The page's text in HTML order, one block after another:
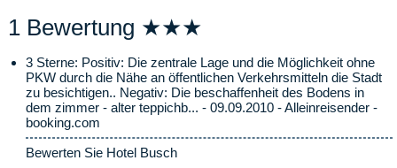
1 Bewertung ★★★
3 Sterne: Positiv: Die zentrale Lage und die Möglichkeit ohne
PKW durch die Nähe an öffentlichen Verkehrsmitteln die Stadt
zu besichtigen.. Negativ: Die beschaffenheit des Bodens in
dem zimmer - alter teppichb... - 09.09.2010 - Alleinreisender -
booking.com
Bewerten Sie Hotel Busch